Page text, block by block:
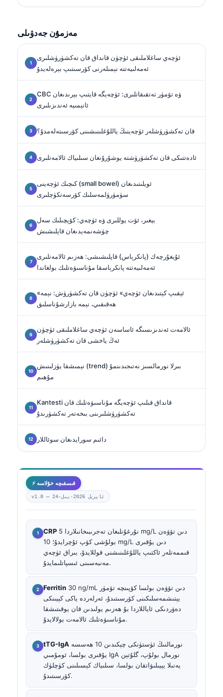
مەزمۇن جەدۋىلى
ئۈچەي ساغلاملىقى ئۈچۈن قانداق قان تەكشۈرۈشلىرى
ئەمەلىيەتتە نېمىلەرنى كۆرسىتىپ بېرەلەيدۇ
CBC ۋە تۆمۈر تەتقىقاتلىرى: ئۈچەيگە قايتىپ بېرىدىغان
ئانېمىيە ئەندىزىلىرى
قان تەكشۈرۈشلەر ئۈچەينىڭ ياللۇغلىنىشىنى كۆرسىتەلەمدۇ؟
ئادەتتىكى قان تەكشۈرۈشتە يوشۇرۇنغان سىلىياك ئالامەتلىرى
كىچىك ئۈچەينى (small bowel) ئويلىتىدىغان
سۈمۈرۈلمەسلىك كۆرسەتكۈچلىرى
بېغىر، ئۆت يوللىرى ۋە ئۈچەي: كۆپچىلىك سەل
چۈشەنمەيدىغان قاپلىشىش
ئۇيغۇرچەك (پانكرېاس) قاپلىشىشى: ھەزىم ئالامەتلىرى
ئەمەلىيەتتە پانكرېاسقا مۇناسىۋەتلىك بولغاندا
«ئېقىپ كېتىدىغان ئۈچەي» ئۈچۈن قان تەكشۈرۈش: نېمە
ھەقىقىي، نېمە بازارشۇناسلىق
ئالامەت ئەندىزىسىگە ئاساسەن ئۈچەي ساغلاملىقى ئۈچۈن
ئەڭ ياخشى قان تەكشۈرۈشلەر
نېمىشقا يۈزلىنىش (trend) بىرلا نورمالسىز نەتىجىدىنمۇ
مۇھىم
Kantesti قانداق قىلىپ ئۈچەيگە مۇناسىۋەتلىك قان
تەكشۈرۈشلىرىنى بىخەتەر تەكشۈرىدۇ
دائىم سورايدىغان سوئاللار
⚡ قىسقىچە خۇلاسە
v1.0 — 24-ئاپرېل 2026-يىل
CRP
بولۇشى كۆپ ئۇچرايدۇ؛ 10 mg/L دىن يۇقىرى
قىممەتلەر ئاكتىپ ياللۇغلىنىشنى قوللايدۇ، بىراق ئۈچەي
مەنبەسىنى ئىسپاتلىمايدۇ.
Ferritin 30 ng/mL دىن تۆۋەن بولسا كۆپىنچە تۆمۈر
يېتىشمەسلىكىنى كۆرسىتىدۇ، ئەرلەردە ياكى كېيىنكى
دەۋردىكى ئاياللاردا بۇ ھەزىم يولىدىن قان يوقىتىشقا
مۇناسىۋەتلىك ئالامەت بولالايدۇ.
tTG-IgA
يۇقىرى بولسا، ئومۇمىي IgA نورمال بولۇپ، گلۇتېن
يەنىلا يېيىلىۋاتقان بولسا، سىلىياك كېسىلىنى كۈچلۈك
كۆرسىتىدۇ.